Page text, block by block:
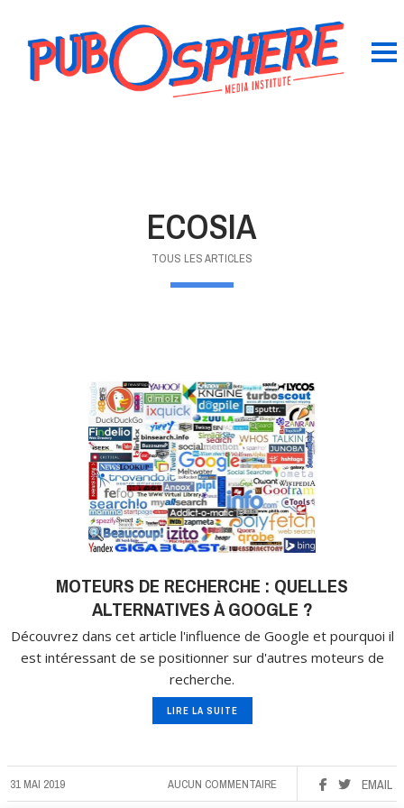
ECOSIA
TOUS LES ARTICLES
MOTEURS DE RECHERCHE : QUELLES
ALTERNATIVES À GOOGLE ?
Découvrez dans cet article l'influence de Google et pourquoi il
est intéressant de se positionner sur d'autres moteurs de
recherche.
LIRE LA SUITE
31 MAI 2019 EMAIL
AUCUN COMMENTAIRE